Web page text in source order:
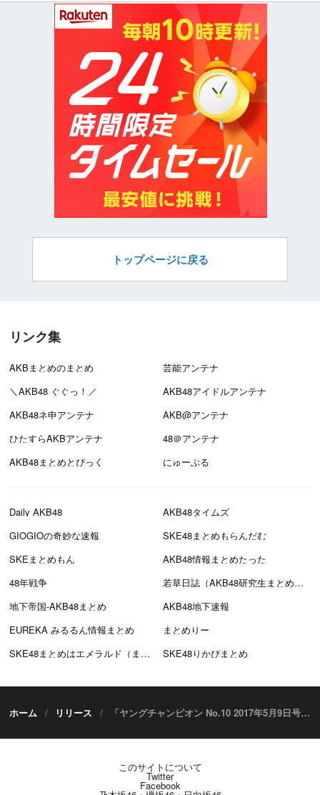
トップページに戻る
リンク集
AKBまとめのまとめ
芸能アンテナ
＼AKB48 ぐぐっ！／
AKB48アイドルアンテナ
AKB48ネ申アンテナ
AKB@アンテナ
ひたすらAKBアンテナ
48＠アンテナ
AKB48まとめとぴっく
にゅーぷる
Daily AKB48
AKB48タイムズ
GIOGIOの奇妙な速報
SKE48まとめもらんだむ
SKEまとめもん
AKB48情報まとめたった
48年戦争
若草日誌（AKB48研究生まとめブログ）
地下帝国-AKB48まとめ
AKB48地下速報
EUREKA みるるん情報まとめ
まとめりー
SKE48まとめはエメラルド（まとえめ）
SKE48りかぴまとめ
ホーム リリース 「ヤングチャンピオン No.10 2017年5月9日号」本日発売！ 表紙：増田有華
このサイトについて
Twitter
Facebook